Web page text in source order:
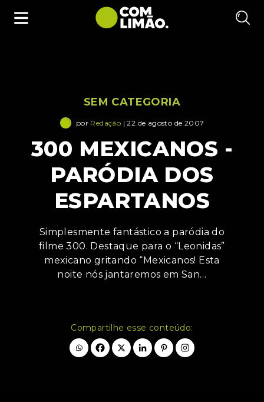
SEM CATEGORIA
por Redação | 22 de agosto de 2007
300 MEXICANOS -
PARÓDIA DOS
ESPARTANOS
Simplesmente fantástico a paródia do
filme 300. Destaque para o “Leonidas”
mexicano gritando “Mexicanos! Esta
noite nós jantaremos em San…
Compartilhe esse conteúdo: